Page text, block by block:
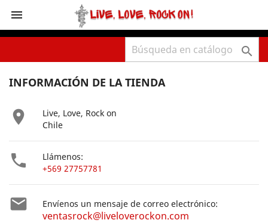


INFORMACIÓN DE LA TIENDA

Live, Love, Rock on
Chile

Llámenos:
+569 27757781
 Envíenos un mensaje de correo electrónico:
ventasrock@liveloverockon.com